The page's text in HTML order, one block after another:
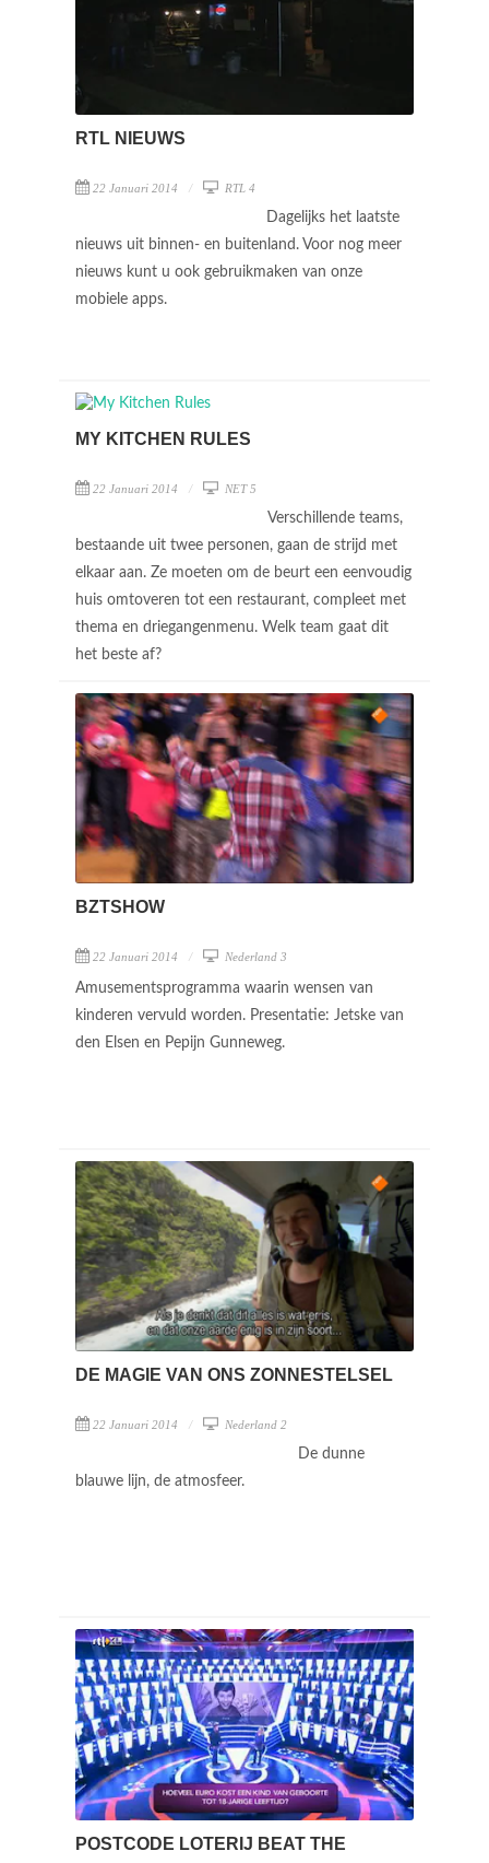
RTL NIEUWS
22 Januari 2014 RTL 4
Dagelijks het laatste
nieuws uit binnen- en buitenland. Voor nog meer
nieuws kunt u ook gebruikmaken van onze
mobiele apps.
MY KITCHEN RULES
22 Januari 2014 NET 5
Verschillende teams,
bestaande uit twee personen, gaan de strijd met
elkaar aan. Ze moeten om de beurt een eenvoudig
huis omtoveren tot een restaurant, compleet met
thema en driegangenmenu. Welk team gaat dit
het beste af?
BZTSHOW
22 Januari 2014 Nederland 3
Amusementsprogramma waarin wensen van
kinderen vervuld worden. Presentatie: Jetske van
den Elsen en Pepijn Gunneweg.
DE MAGIE VAN ONS ZONNESTELSEL
22 Januari 2014 Nederland 2
De dunne
blauwe lijn, de atmosfeer.
POSTCODE LOTERIJ BEAT THE